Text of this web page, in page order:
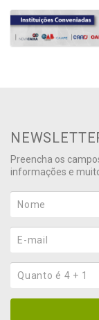
Preencha os
informações e